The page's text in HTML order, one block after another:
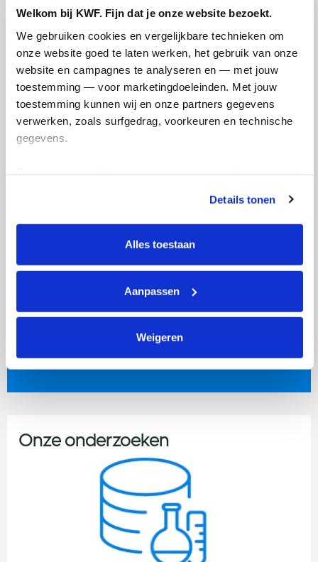
Welkom bij KWF. Fijn dat je onze website bezoekt.
We gebruiken cookies en vergelijkbare technieken om
onze website goed te laten werken, het gebruik van onze
website en campagnes te analyseren en — met jouw
toestemming — voor marketingdoeleinden. Met jouw
toestemming kunnen wij en onze partners gegevens
verwerken, zoals surfgedrag, voorkeuren en technische
gegevens.
tonen. Je kunt je toestemming op elk moment wijzigen of
intrekken via Cookie instellingen onderaan de pagina. De
lijst met cookies is te vinden in het tabblad “details”.
Details tonen
Alles toestaan
Aanpassen
Weigeren
studies.
Projectgegevens
Projectleider:prof. dr. Gerard Bos
prof. dr. Patrick Derksen (UMC
Borstkanker (incl. DCIS) - Bloedkanker
- Multipel myeloom (ziekte van Kahler)
41 maanden
Projectbudget:€ 1.481.500,-
Onze onderzoeken